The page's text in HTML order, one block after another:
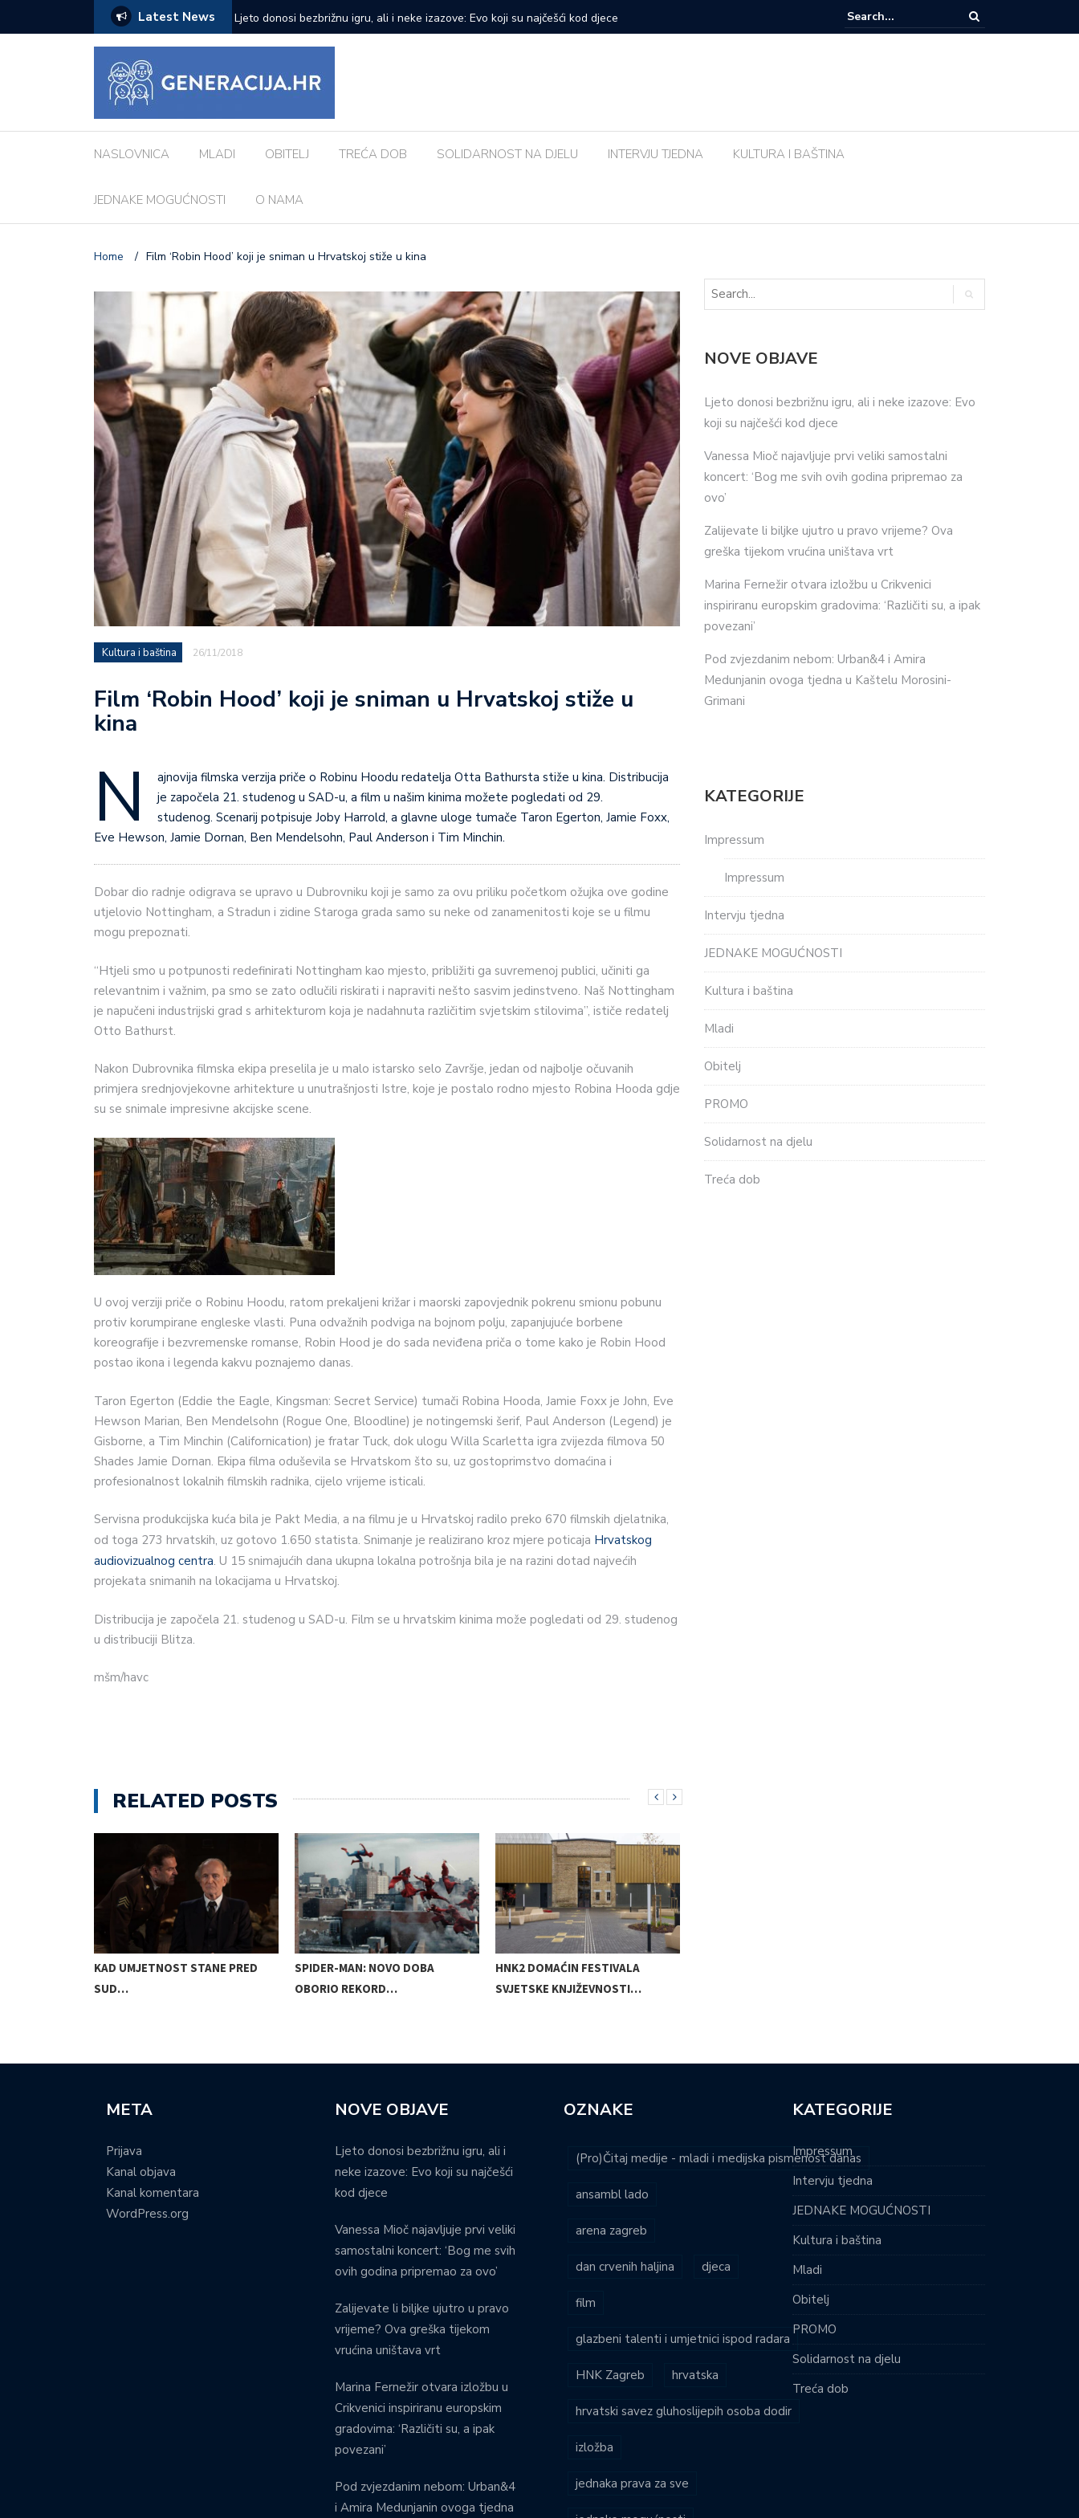
Latest News
Evo koji su najčešći kod djece
Vanessa Mioč najavljuje prvi veliki samostalni koncert: ‘Bog me svih ovih godina
pripremao za ovo’
Zalijevate li biljke ujutro u pravo vrijeme? Ova greška tijekom vrućina uništava
NASLOVNICA MLADI OBITELJ TREĆA DOB SOLIDARNOST NA DJELU INTERVJU TJEDNA KULTURA I BAŠTINA
JEDNAKE MOGUĆNOSTI O NAMA
Home / Film ‘Robin Hood’ koji je sniman u Hrvatskoj stiže u kina
Kultura i baština 26/11/2018
Film ‘Robin Hood’ koji je sniman u Hrvatskoj stiže u
kina
N
ajnovija filmska verzija priče o Robinu Hoodu redatelja Otta Bathursta stiže u kina. Distribucija
je započela 21. studenog u SAD-u, a film u našim kinima možete pogledati od 29.
studenog. Scenarij potpisuje Joby Harrold, a glavne uloge tumače Taron Egerton, Jamie Foxx,
Eve Hewson, Jamie Dornan, Ben Mendelsohn, Paul Anderson i Tim Minchin.
Dobar dio radnje odigrava se upravo u Dubrovniku koji je samo za ovu priliku početkom ožujka ove godine
utjelovio Nottingham, a Stradun i zidine Staroga grada samo su neke od zanamenitosti koje se u filmu
mogu prepoznati.
“Htjeli smo u potpunosti redefinirati Nottingham kao mjesto, približiti ga suvremenoj publici, učiniti ga
relevantnim i važnim, pa smo se zato odlučili riskirati i napraviti nešto sasvim jedinstveno. Naš Nottingham
je napučeni industrijski grad s arhitekturom koja je nadahnuta različitim svjetskim stilovima”, ističe redatelj
Otto Bathurst.
Nakon Dubrovnika filmska ekipa preselila je u malo istarsko selo Završje, jedan od najbolje očuvanih
primjera srednjovjekovne arhitekture u unutrašnjosti Istre, koje je postalo rodno mjesto Robina Hooda gdje
su se snimale impresivne akcijske scene.
U ovoj verziji priče o Robinu Hoodu, ratom prekaljeni križar i maorski zapovjednik pokrenu smionu pobunu
protiv korumpirane engleske vlasti. Puna odvažnih podviga na bojnom polju, zapanjujuće borbene
koreografije i bezvremenske romanse, Robin Hood je do sada neviđena priča o tome kako je Robin Hood
postao ikona i legenda kakvu poznajemo danas.
Taron Egerton (Eddie the Eagle, Kingsman: Secret Service) tumači Robina Hooda, Jamie Foxx je John, Eve
Hewson Marian, Ben Mendelsohn (Rogue One, Bloodline) je notingemski šerif, Paul Anderson (Legend) je
Gisborne, a Tim Minchin (Californication) je fratar Tuck, dok ulogu Willa Scarletta igra zvijezda filmova 50
Shades Jamie Dornan. Ekipa filma oduševila se Hrvatskom što su, uz gostoprimstvo domaćina i
profesionalnost lokalnih filmskih radnika, cijelo vrijeme isticali.
Servisna produkcijska kuća bila je Pakt Media, a na filmu je u Hrvatskoj radilo preko 670 filmskih djelatnika,
od toga 273 hrvatskih, uz gotovo 1.650 statista. Snimanje je realizirano kroz mjere poticaja Hrvatskog
audiovizualnog centra. U 15 snimajućih dana ukupna lokalna potrošnja bila je na razini dotad najvećih
projekata snimanih na lokacijama u Hrvatskoj.
Distribucija je započela 21. studenog u SAD-u. Film se u hrvatskim kinima može pogledati od 29. studenog
u distribuciji Blitza.
mšm/havc
RELATED POSTS
KAD UMJETNOST STANE PRED
SUD…
SPIDER-MAN: NOVO DOBA
OBORIO REKORD…
HNK2 DOMAĆIN FESTIVALA
SVJETSKE KNJIŽEVNOSTI…
NOVE OBJAVE
Ljeto donosi bezbrižnu igru, ali i neke izazove: Evo
koji su najčešći kod djece
Vanessa Mioč najavljuje prvi veliki samostalni
koncert: ‘Bog me svih ovih godina pripremao za
ovo’
Zalijevate li biljke ujutro u pravo vrijeme? Ova
greška tijekom vrućina uništava vrt
Marina Fernežir otvara izložbu u Crikvenici
inspiriranu europskim gradovima: ‘Različiti su, a ipak
povezani’
Pod zvjezdanim nebom: Urban&4 i Amira
Medunjanin ovoga tjedna u Kaštelu Morosini-
Grimani
KATEGORIJE
Impressum
Impressum
Intervju tjedna
JEDNAKE MOGUĆNOSTI
Kultura i baština
Mladi
Obitelj
PROMO
Solidarnost na djelu
Treća dob
META
Prijava
Kanal objava
Kanal komentara
WordPress.org
NOVE OBJAVE
Ljeto donosi bezbrižnu igru, ali i
neke izazove: Evo koji su najčešći
kod djece
Vanessa Mioč najavljuje prvi veliki
samostalni koncert: ‘Bog me svih
ovih godina pripremao za ovo’
Zalijevate li biljke ujutro u pravo
vrijeme? Ova greška tijekom
vrućina uništava vrt
Marina Fernežir otvara izložbu u
Crikvenici inspiriranu europskim
gradovima: ‘Različiti su, a ipak
povezani’
Pod zvjezdanim nebom: Urban&4
i Amira Medunjanin ovoga tjedna
OZNAKE
(Pro)Čitaj medije - mladi i medijska pismenost danas
ansambl lado
arena zagreb
dan crvenih haljina djeca
film
glazbeni talenti i umjetnici ispod radara
HNK Zagreb hrvatska
hrvatski savez gluhoslijepih osoba dodir
izložba
jednaka prava za sve
KATEGORIJE
Impressum
Intervju tjedna
JEDNAKE MOGUĆNOSTI
Kultura i baština
Mladi
Obitelj
PROMO
Solidarnost na djelu
Treća dob